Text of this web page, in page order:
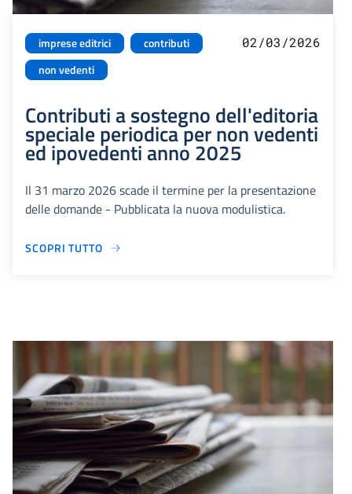
imprese editrici
contributi
non vedenti
02/03/2026
Contributi a sostegno dell'editoria
speciale periodica per non vedenti
ed ipovedenti anno 2025
Il 31 marzo 2026 scade il termine per la presentazione
delle domande - Pubblicata la nuova modulistica.
SCOPRI TUTTO